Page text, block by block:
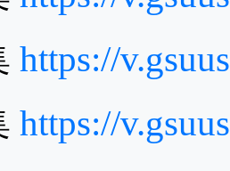
https://
https://